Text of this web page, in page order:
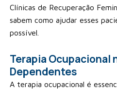
Clínicas de Recuperação
sabem como ajudar esses
possível.
Terapia Ocupacional
Dependentes
A terapia ocupacional é